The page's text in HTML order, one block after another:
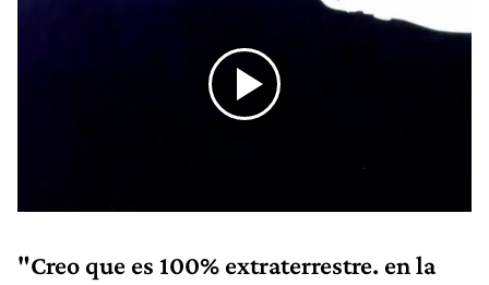
"Creo que es 100% extraterrestre. en la